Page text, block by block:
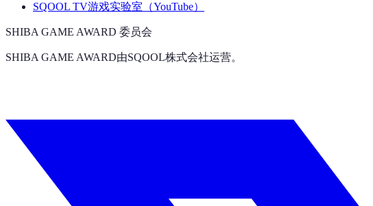
SQOOL TV游戏实验室（YouTube）
SHIBA GAME AWARD 委员会
SHIBA GAME AWARD由SQOOL株式会社运营。